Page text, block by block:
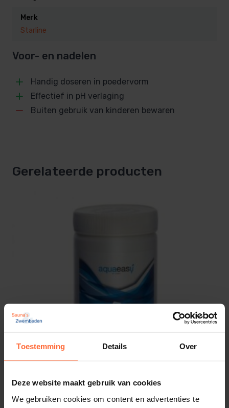
Toestemming Details Over
Deze website maakt gebruik van cookies
We gebruiken cookies om content en advertenties te
werking te zijn.
altijd het product aan water toevoegen en nooit
Merk
Starline
Voor- en nadelen
Handig doseren in poedervorm
Effectief in pH verlaging
Buiten gebruik van kinderen bewaren
Gerelateerde producten